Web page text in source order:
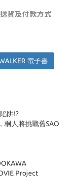
送貨及付款方式
電子書
阱!?
桐人將挑戰舊SAO
Project